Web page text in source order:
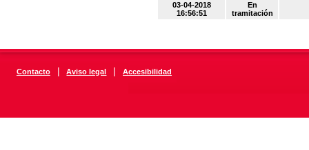
03-04-2018
16:56:51
En
tramitación
Contacto | Aviso legal | Accesibilidad